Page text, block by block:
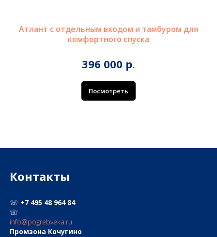
Атлант с отдельным входом и тамбуром для
комфортного спуска
396 000 р.
Посмотреть
Контакты
☏ +7 495 48 964 84
☏
info@pogrebveka.ru
Промзона Кочугино